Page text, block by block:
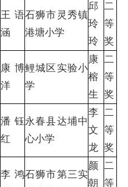
王语
涵
石狮市灵秀镇
港塘小学
邱
玲
玲
二
等
奖
康博
洋
鲤城区实验小
学
康
榕
生
二
等
奖
潘钰
红
永春县达埔中
心小学
李
文
龙
二
等
奖
李鸿石狮市第三实
颜
朝
二
等